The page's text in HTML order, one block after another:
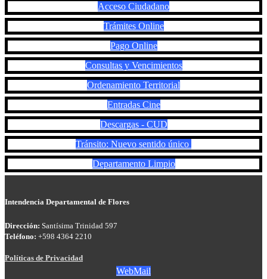
Acceso Ciudadano
Trámites Online
Pago Online
Consultas y Vencimientos
Ordenamiento Territorial
Entradas Cine
Descargas - CUD
Tránsito: Nuevo sentido único
Departamento Limpio
Intendencia Departamental de Flores
Dirección: Santísima Trinidad 597
Teléfono: +598 4364 2210
Políticas de Privacidad
WebMail